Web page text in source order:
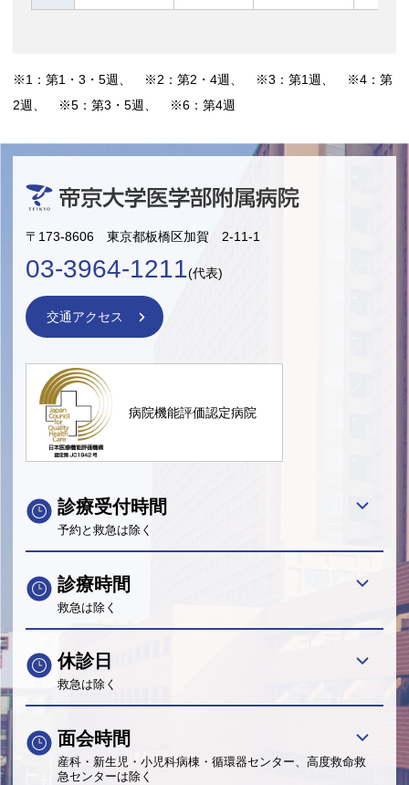
※1：第1・3・5週、 ※2：第2・4週、 ※3：第1週、 ※4：第
2週、 ※5：第3・5週、 ※6：第4週
〒173-8606 東京都板橋区加賀 2-11-1
03-3964-1211(代表)
交通アクセス
病院機能評価認定病院
診療受付時間
予約と救急は除く
診療時間
救急は除く
休診日
救急は除く
面会時間
産科・新生児・小児科病棟・循環器センター、高度救命救
急センターは除く